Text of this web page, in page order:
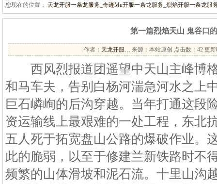
您现在的位置： 天龙开服一条龙服务_奇迹Mu开服一条龙服务_烈焰开服一条龙服
第一篇烈焰天山 鬼谷口
作者： 天龙开服… 来源：本站原创 点击数： 42 更新
西风烈报道团遥望中天山主峰博
和马车夫，告别白杨河湍急河水之上
巨石嶙峋的后沟穿越。当年打通这段
资运输线上最艰难的一处工程，东北
五人死于拓宽盘山公路的爆破作业。
此的脆弱，以至于修建兰新铁路时不
频繁的山体滑坡和泥石流。十里山沟